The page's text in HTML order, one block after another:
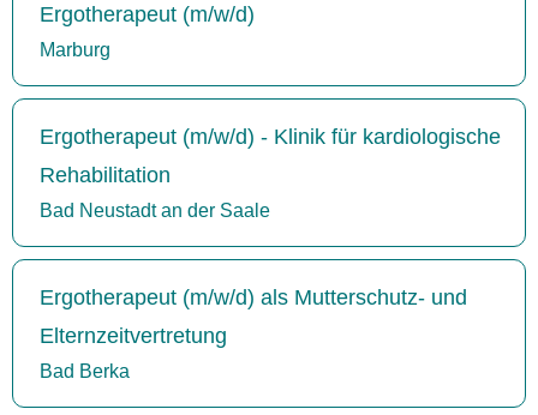
Ergotherapeut (m/w/d)
Marburg
Ergotherapeut (m/w/d) - Klinik für kardiologische
Rehabilitation
Bad Neustadt an der Saale
Ergotherapeut (m/w/d) als Mutterschutz- und
Elternzeitvertretung
Bad Berka